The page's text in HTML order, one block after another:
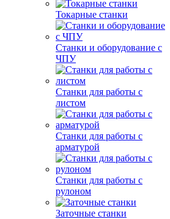
Токарные станки
Станки и оборудование с
ЧПУ
Станки для работы с
листом
Станки для работы с
арматурой
Станки для работы с
рулоном
Заточные станки